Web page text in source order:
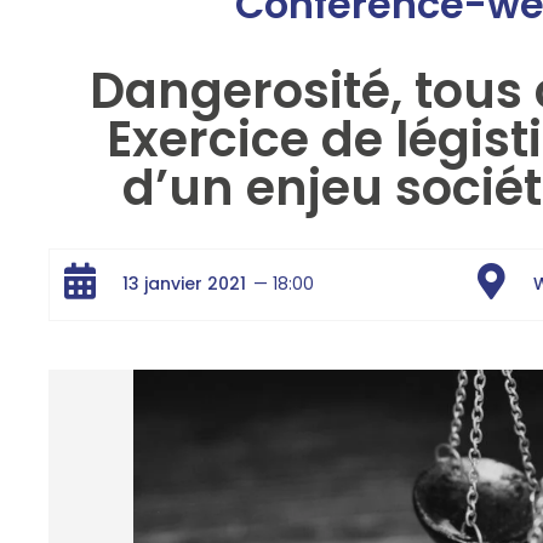
Dangerosité, tous
Exercice de
d’un enjeu
13 janvier 2021 — 18:00